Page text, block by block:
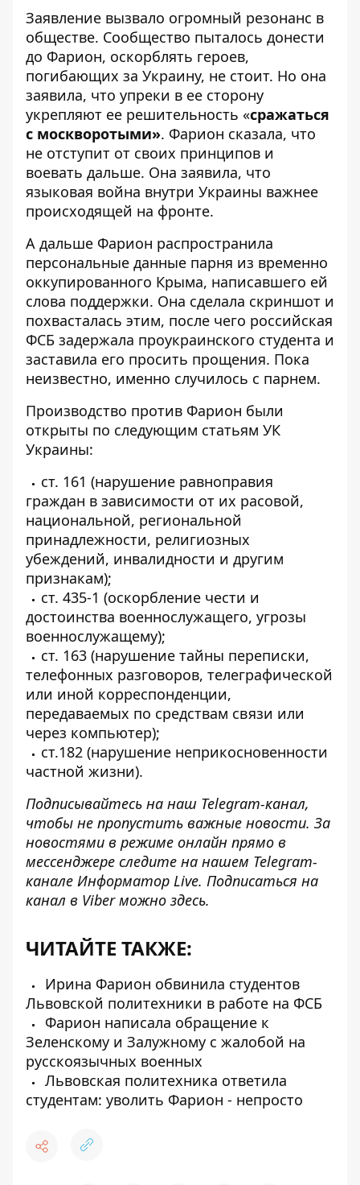
Заявление вызвало огромный резонанс в
обществе. Сообщество пыталось донести
до Фарион, оскорблять героев,
погибающих за Украину, не стоит. Но она
заявила, что упреки в ее сторону
укрепляют ее решительность «сражаться
с москворотыми». Фарион сказала, что
не отступит от своих принципов и
воевать дальше. Она заявила, что
языковая война внутри Украины важнее
происходящей на фронте.
А дальше Фарион распространила
персональные данные парня из временно
оккупированного Крыма, написавшего ей
слова поддержки. Она сделала скриншот и
похвасталась этим, после чего российская
ФСБ задержала проукраинского студента и
заставила его просить прощения. Пока
неизвестно, именно случилось с парнем.
Производство против Фарион были
открыты по следующим статьям УК
Украины:
ст. 161 (нарушение равноправия
граждан в зависимости от их расовой,
национальной, региональной
принадлежности, религиозных
убеждений, инвалидности и другим
признакам);
ст. 435-1 (оскорбление чести и
достоинства военнослужащего, угрозы
военнослужащему);
ст. 163 (нарушение тайны переписки,
телефонных разговоров, телеграфической
или иной корреспонденции,
передаваемых по средствам связи или
через компьютер);
ст.182 (нарушение неприкосновенности
частной жизни).
Подписывайтесь на наш Telegram-канал,
чтобы не пропустить важные новости. За
новостями в режиме онлайн прямо в
мессенджере следите на нашем Telegram-
канале Информатор Live. Подписаться на
канал в Viber можно здесь.
ЧИТАЙТЕ ТАКЖЕ:
Ирина Фарион обвинила студентов
Львовской политехники в работе на ФСБ
Фарион написала обращение к
Зеленскому и Залужному с жалобой на
русскоязычных военных
Львовская политехника ответила
студентам: уволить Фарион - непросто